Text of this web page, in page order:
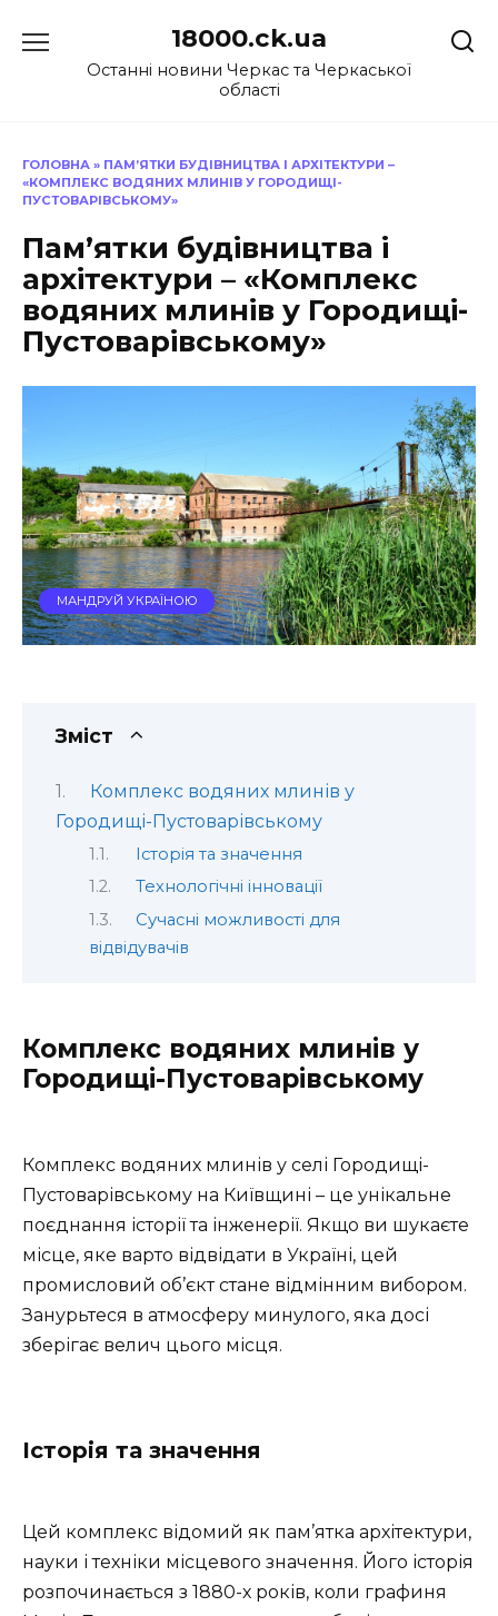
до
18000.ck.ua
Останні новини Черкас та Черкаської
області
ГОЛОВНА » ПАМ’ЯТКИ БУДІВНИЦТВА І АРХІТЕКТУРИ –
«КОМПЛЕКС ВОДЯНИХ МЛИНІВ У ГОРОДИЩІ-
ПУСТОВАРІВСЬКОМУ»
Пам’ятки будівництва і
архітектури – «Комплекс
водяних млинів у Городищі-
Пустоварівському»
МАНДРУЙ УКРАЇНОЮ
Зміст
Комплекс водяних млинів у
Городищі-Пустоварівському
Історія та значення
Технологічні інновації
Сучасні можливості для
відвідувачів
Комплекс водяних млинів у
Городищі-Пустоварівському
Комплекс водяних млинів у селі Городищі-
Пустоварівському на Київщині – це унікальне
поєднання історії та інженерії. Якщо ви шукаєте
місце, яке варто відвідати в Україні, цей
промисловий об’єкт стане відмінним вибором.
Занурьтеся в атмосферу минулого, яка досі
зберігає велич цього місця.
Історія та значення
Цей комплекс відомий як пам’ятка архітектури,
науки і техніки місцевого значення. Його історія
розпочинається з 1880-х років, коли графиня